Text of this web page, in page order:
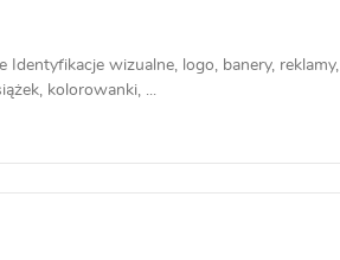
wizualne, logo, banery, reklamy,
kolorowanki, ...